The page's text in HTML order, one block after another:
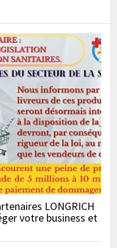
LONGRICH
votre business et